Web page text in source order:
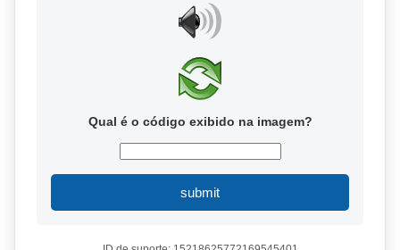
Qual é o código exibido na imagem?
submit